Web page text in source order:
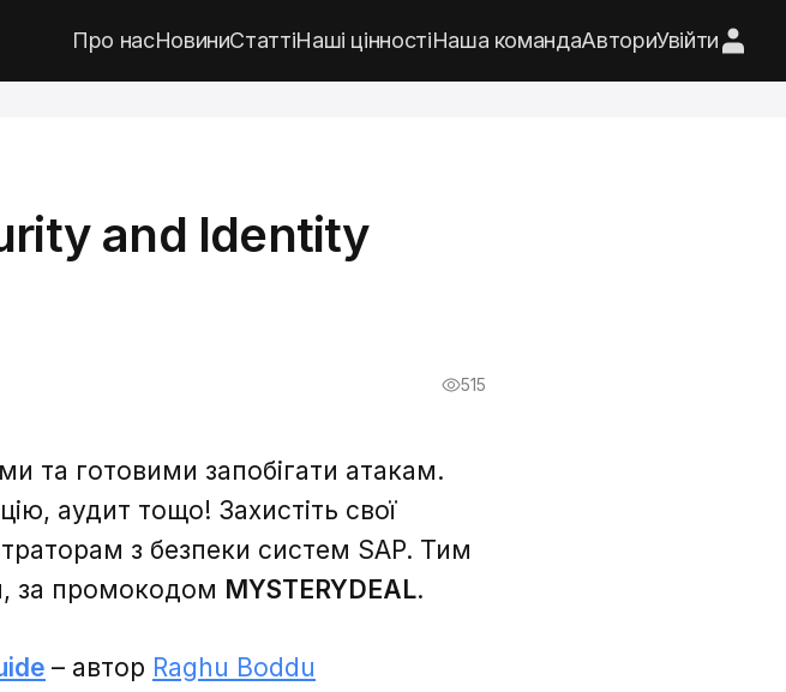
Про насНовиниСтаттіНаші цінностіНаша командаАвториУвійти
and Identity
515
та готовими запобігати атакам.
аудит тощо! Захистіть свої
з безпеки систем SAP. Тим
за промокодом MYSTERYDEAL.
e – автор Raghu Boddu